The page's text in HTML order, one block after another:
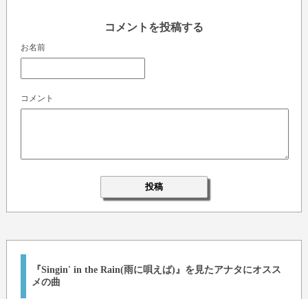
コメントを投稿する
お名前
コメント
『Singin' in the Rain(雨に唄えば)』を見たアナタにオスス
メの曲